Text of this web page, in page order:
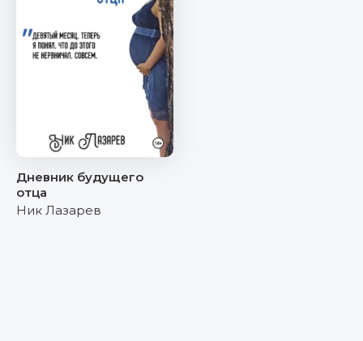
Дневник будущего
отца
Ник Лазарев